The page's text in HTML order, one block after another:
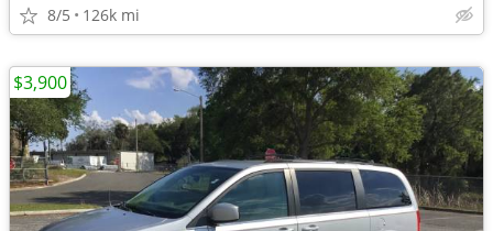
8/5 126k mi
$3,900